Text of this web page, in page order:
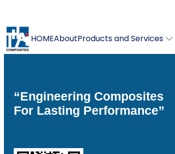
HOMEAboutProducts and Services
“Engineering Composites
For Lasting Performance”